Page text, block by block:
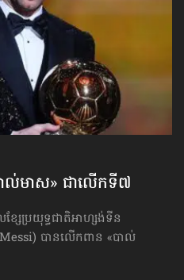
មាស» ជាលើកទី៧
សែប្រយុទ្ធជាតិអាហ្សង់ទីន
បានលើកពាន «បាល់